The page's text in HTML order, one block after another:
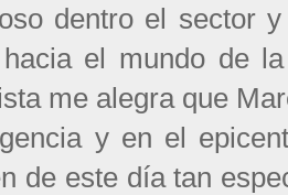
dentro el sector
el mundo de
me alegra que
y en el
de este día tan